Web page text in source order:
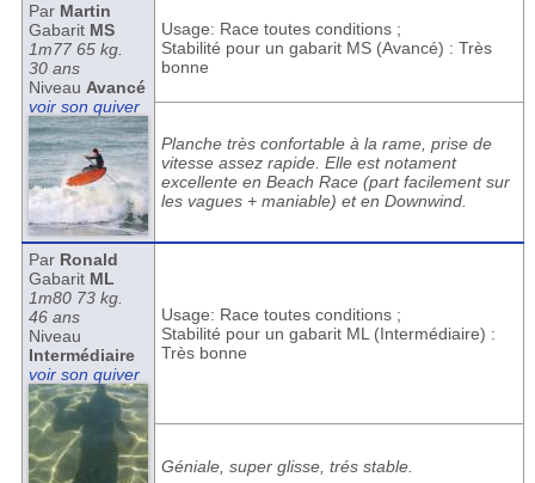
Par Martin
Gabarit MS
1m77 65 kg.
30 ans
Niveau Avancé
voir son quiver
Usage: Race toutes conditions ;
Stabilité pour un gabarit MS (Avancé) : Très
bonne
Planche très confortable à la rame, prise de
vitesse assez rapide. Elle est notament
excellente en Beach Race (part facilement sur
les vagues + maniable) et en Downwind.
Par Ronald
Gabarit ML
1m80 73 kg.
46 ans
Niveau
Intermédiaire
voir son quiver
Usage: Race toutes conditions ;
Stabilité pour un gabarit ML (Intermédiaire) :
Très bonne
Géniale, super glisse, trés stable.